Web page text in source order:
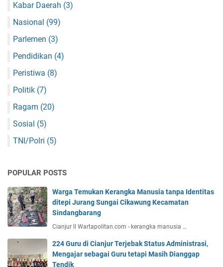
Kabar Daerah (3)
Nasional (99)
Parlemen (3)
Pendidikan (4)
Peristiwa (8)
Politik (7)
Ragam (20)
Sosial (5)
TNI/Polri (5)
POPULAR POSTS
Warga Temukan Kerangka Manusia tanpa Identitas
ditepi Jurang Sungai Cikawung Kecamatan
Sindangbarang
Cianjur ll Wartapolitan.com - kerangka manusia …
224 Guru di Cianjur Terjebak Status Administrasi,
Mengajar sebagai Guru tetapi Masih Dianggap
Tendik